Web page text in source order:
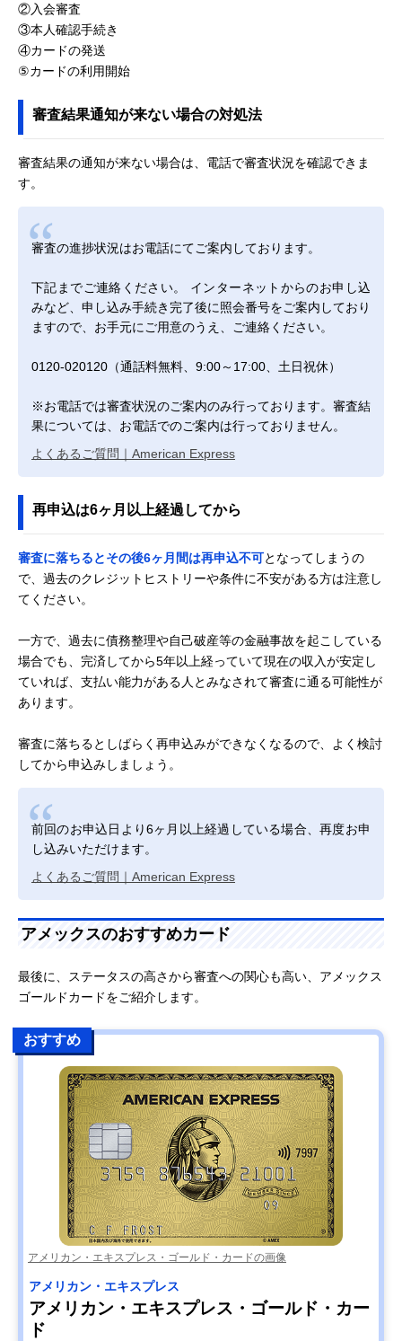
②入会審査
③本人確認手続き
④カードの発送
⑤カードの利用開始
審査結果通知が来ない場合の対処法
審査結果の通知が来ない場合は、電話で審査状況を確認できま
す。
審査の進捗状況はお電話にてご案内しております。
下記までご連絡ください。 インターネットからのお申し込
みなど、申し込み手続き完了後に照会番号をご案内しており
ますので、お手元にご用意のうえ、ご連絡ください。
0120-020120（通話料無料、9:00～17:00、土日祝休）
※お電話では審査状況のご案内のみ行っております。審査結
果については、お電話でのご案内は行っておりません。
よくあるご質問｜American Express
再申込は6ヶ月以上経過してから
審査に落ちるとその後6ヶ月間は再申込不可となってしまうの
で、過去のクレジットヒストリーや条件に不安がある方は注意し
てください。
一方で、過去に債務整理や自己破産等の金融事故を起こしている
場合でも、完済してから5年以上経っていて現在の収入が安定し
ていれば、支払い能力がある人とみなされて審査に通る可能性が
あります。
審査に落ちるとしばらく再申込みができなくなるので、よく検討
してから申込みしましょう。
前回のお申込日より6ヶ月以上経過している場合、再度お申
し込みいただけます。
よくあるご質問｜American Express
アメックスのおすすめカード
最後に、ステータスの高さから審査への関心も高い、アメックス
ゴールドカードをご紹介します。
おすすめ
アメリカン・エキスプレス・ゴールド・カードの画像
アメリカン・エキスプレス
アメリカン・エキスプレス・ゴールド・カー
ド